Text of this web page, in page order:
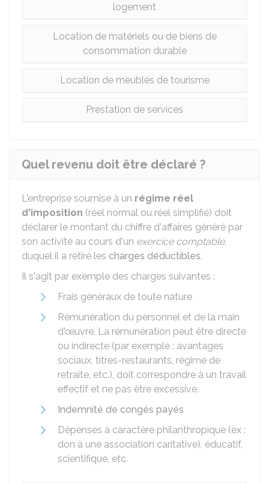
logement
Location de matériels ou de biens de
consommation durable
Location de meublés de tourisme
Prestation de services
Quel revenu doit être déclaré ?
L'entreprise soumise à un régime réel
d'imposition (réel normal ou réel simplifié) doit
déclarer le montant du chiffre d'affaires généré par
son activité au cours d'un exercice comptable,
duquel il a retiré les charges déductibles.
Il s'agit par exemple des charges suivantes :
Frais généraux de toute nature
Rémunération du personnel et de la main
d'œuvre. La rémunération peut être directe
ou indirecte (par exemple : avantages
sociaux, titres-restaurants, régime de
retraite, etc.), doit correspondre à un travail
effectif et ne pas être excessive.
Indemnité de congés payés
Dépenses à caractère philanthropique (ex :
don à une association caritative), éducatif,
scientifique, etc.